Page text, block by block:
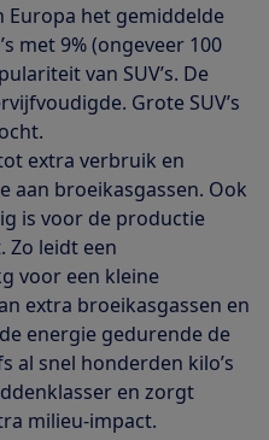
Europa het gemiddelde
met 9% (ongeveer 100
van SUV’s. De
Grote SUV’s
extra verbruik en
aan broeikasgassen. Ook
is voor de productie
Zo leidt een
voor een kleine
extra broeikasgassen en
energie gedurende de
al snel honderden kilo’s
en zorgt
milieu-impact.